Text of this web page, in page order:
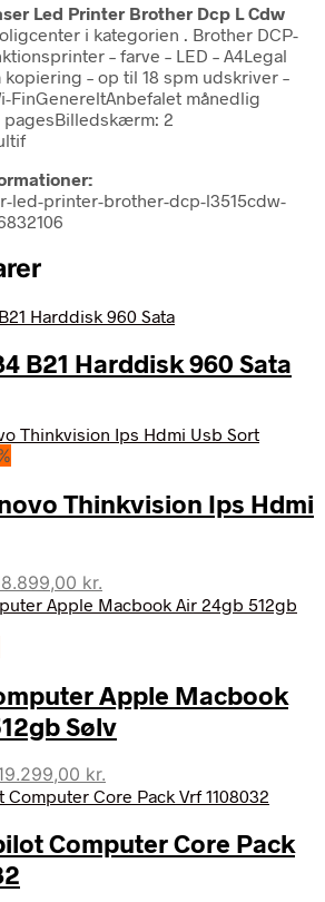
Led Printer Brother Dcp L Cdw
i kategorien . Brother DCP-
– farve – LED – A4Legal
kopiering – op til 18 spm udskriver –
FinGenereltAnbefalet månedlig
pagesBilledskærm: 2
led-printer-brother-dcp-l3515cdw-
B21 Harddisk 960 Sata
Thinkvision Ips Hdmi
kr.
aktuelle
Apple Macbook
Sølv
kr..
kr.
aktuelle
er:
19.299,00 kr..
Computer Core Pack